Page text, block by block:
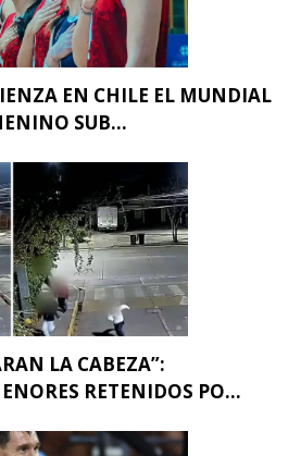
EN CHILE EL MUNDIAL
SUB...
LA CABEZA”:
RETENIDOS PO...